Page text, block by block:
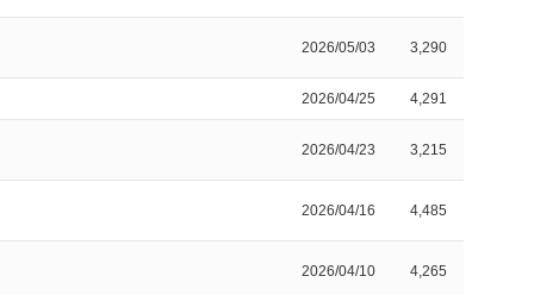
2026/05/03 3,290
2026/04/25 4,291
2026/04/23 3,215
2026/04/16 4,485
2026/04/10 4,265